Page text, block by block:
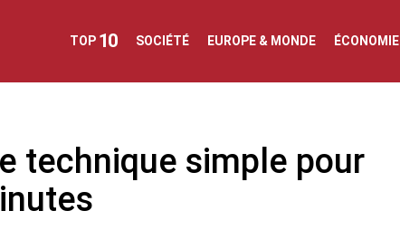
TOP 10 SOCIÉTÉ EUROPE & MONDE ÉCONOMIE
technique simple pour